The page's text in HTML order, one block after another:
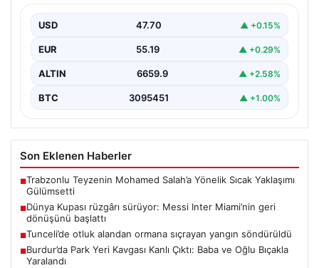
karşısında geriye düştüğü bir mücadelede sahadan…
USD 47.70 ▲ +0.15%
EUR 55.19 ▲ +0.29%
ALTIN 6659.9 ▲ +2.58%
BTC 3095451 ▲ +1.00%
Son Eklenen Haberler
■Trabzonlu Teyzenin Mohamed Salah’a Yönelik Sıcak Yaklaşımı
Gülümsetti
■Dünya Kupası rüzgârı sürüyor: Messi Inter Miami’nin geri
dönüşünü başlattı
■Tunceli’de otluk alandan ormana sıçrayan yangın söndürüldü
■Burdur’da Park Yeri Kavgası Kanlı Çıktı: Baba ve Oğlu Bıçakla
Yaralandı